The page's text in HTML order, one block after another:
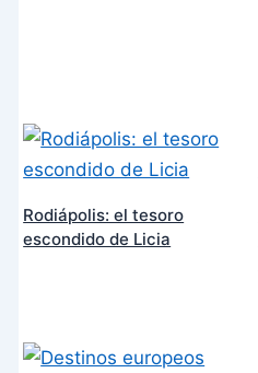
Rodiápolis: el tesoro
escondido de Licia